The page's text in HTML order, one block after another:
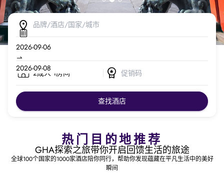
2成人 1房间
查找酒店
热门目的地推荐
GHA探索之旅带你开启回馈生活的旅途
全球100个国家的1000家酒店陪你同行，帮助你发现蕴藏在平凡生活中的美好
瞬间